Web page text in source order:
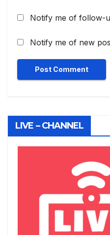
Notify me of follow-
Notify me of new
LIVE – CHANNEL